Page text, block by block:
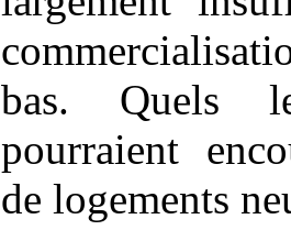
bas. Quels
pourraient
de logements